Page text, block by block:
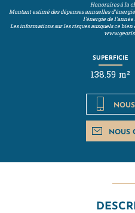
Honoraires à la
Montant estimé des dépenses annuelles
l'énergie de l'année
Les informations sur les risques auxquels ce bien
SUPERFICIE
138.59 m²
NOUS